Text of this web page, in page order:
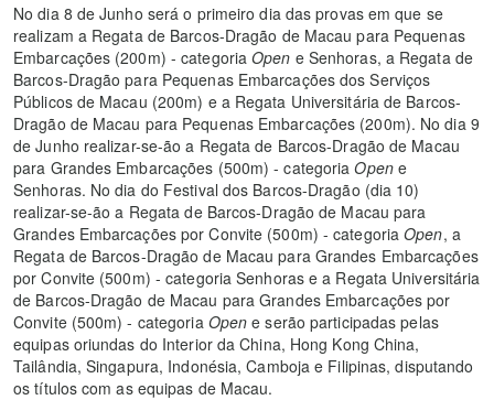
No dia 8 de Junho será o primeiro dia das provas em que se
realizam a Regata de Barcos-Dragão de Macau para Pequenas
Embarcações (200m) - categoriaOpen e Senhoras, a Regata de
Barcos-Dragão para Pequenas Embarcações dos Serviços
Públicos de Macau (200m) e a Regata Universitária de Barcos-
Dragão de Macau para Pequenas Embarcações (200m). No dia 9
de Junho realizar-se-ão a Regata de Barcos-Dragão de Macau
para Grandes Embarcações (500m) - categoriaOpene
Senhoras. No dia do Festival dos Barcos-Dragão (dia 10)
realizar-se-ão a Regata de Barcos-Dragão de Macau para
Grandes Embarcações por Convite (500m) - categoriaOpen, a
Regata de Barcos-Dragão de Macau para Grandes Embarcações
por Convite (500m) - categoria Senhoras e a Regata Universitária
de Barcos-Dragão de Macau para Grandes Embarcações por
Convite (500m) - categoria Open e serão participadas pelas
equipas oriundas do Interior da China, Hong Kong China,
Tailândia, Singapura, Indonésia, Camboja e Filipinas, disputando
os títulos com as equipas de Macau.